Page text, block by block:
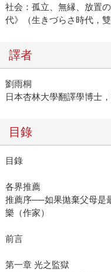
社会：孤立、無縁、放置
代》（生きづらさ時代，雙
譯者
劉雨桐
日本杏林大學翻譯學博士
目錄
目錄
各界推薦
推薦序──如果拋棄父母
樂（作家）
前言
第一章 光之監獄